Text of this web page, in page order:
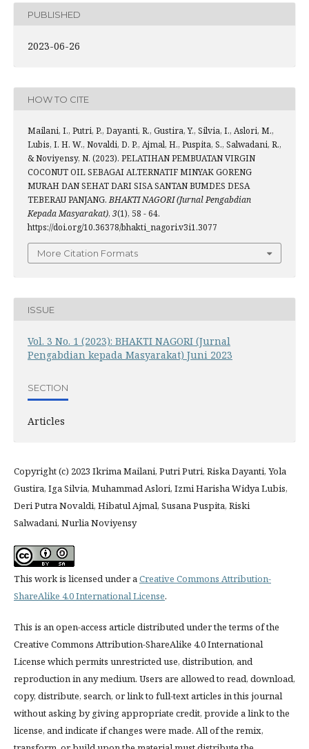
PUBLISHED
2023-06-26
HOW TO CITE
Mailani, I., Putri, P., Dayanti, R., Gustira, Y., Silvia, I., Aslori, M.,
Lubis, I. H. W., Novaldi, D. P., Ajmal, H., Puspita, S., Salwadani, R.,
& Noviyensy, N. (2023). PELATIHAN PEMBUATAN VIRGIN
COCONUT OIL SEBAGAI ALTERNATIF MINYAK GORENG
MURAH DAN SEHAT DARI SISA SANTAN BUMDES DESA
TEBERAU PANJANG.BHAKTI NAGORI (Jurnal Pengabdian
Kepada Masyarakat), 3(1), 58 - 64.
https://doi.org/10.36378/bhakti_nagori.v3i1.3077
More Citation Formats
ISSUE
Vol. 3 No. 1 (2023): BHAKTI NAGORI (Jurnal
Pengabdian kepada Masyarakat) Juni 2023
SECTION
Articles
Copyright (c) 2023 Ikrima Mailani, Putri Putri, Riska Dayanti, Yola
Gustira, Iga Silvia, Muhammad Aslori, Izmi Harisha Widya Lubis,
Deri Putra Novaldi, Hibatul Ajmal, Susana Puspita, Riski
Salwadani, Nurlia Noviyensy
This work is licensed under aCreative Commons Attribution-
ShareAlike 4.0 International License.
This is an open-access article distributed under the terms of the
Creative Commons Attribution-ShareAlike 4.0 International
License which permits unrestricted use, distribution, and
reproduction in any medium. Users are allowed to read, download,
copy, distribute, search, or link to full-text articles in this journal
without asking by giving appropriate credit, provide a link to the
license, and indicate if changes were made. All of the remix,